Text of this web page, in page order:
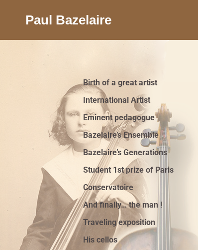
Paul Bazelaire
Birth of a great artist
International Artist
Eminent pedagogue
Bazelaire’s Ensemble
Bazelaire’s Generations
Student 1st prize of Paris
Conservatoire
And finally… the man !
Traveling exposition
His cellos